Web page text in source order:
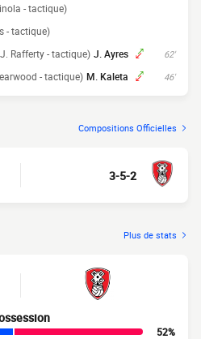
- tactique)
- tactique)
62'
J. Ayres
Rafferty - tactique)
46'
M. Kaleta
- tactique)
Compositions Officielles
3-5-2
Plus de stats
52%